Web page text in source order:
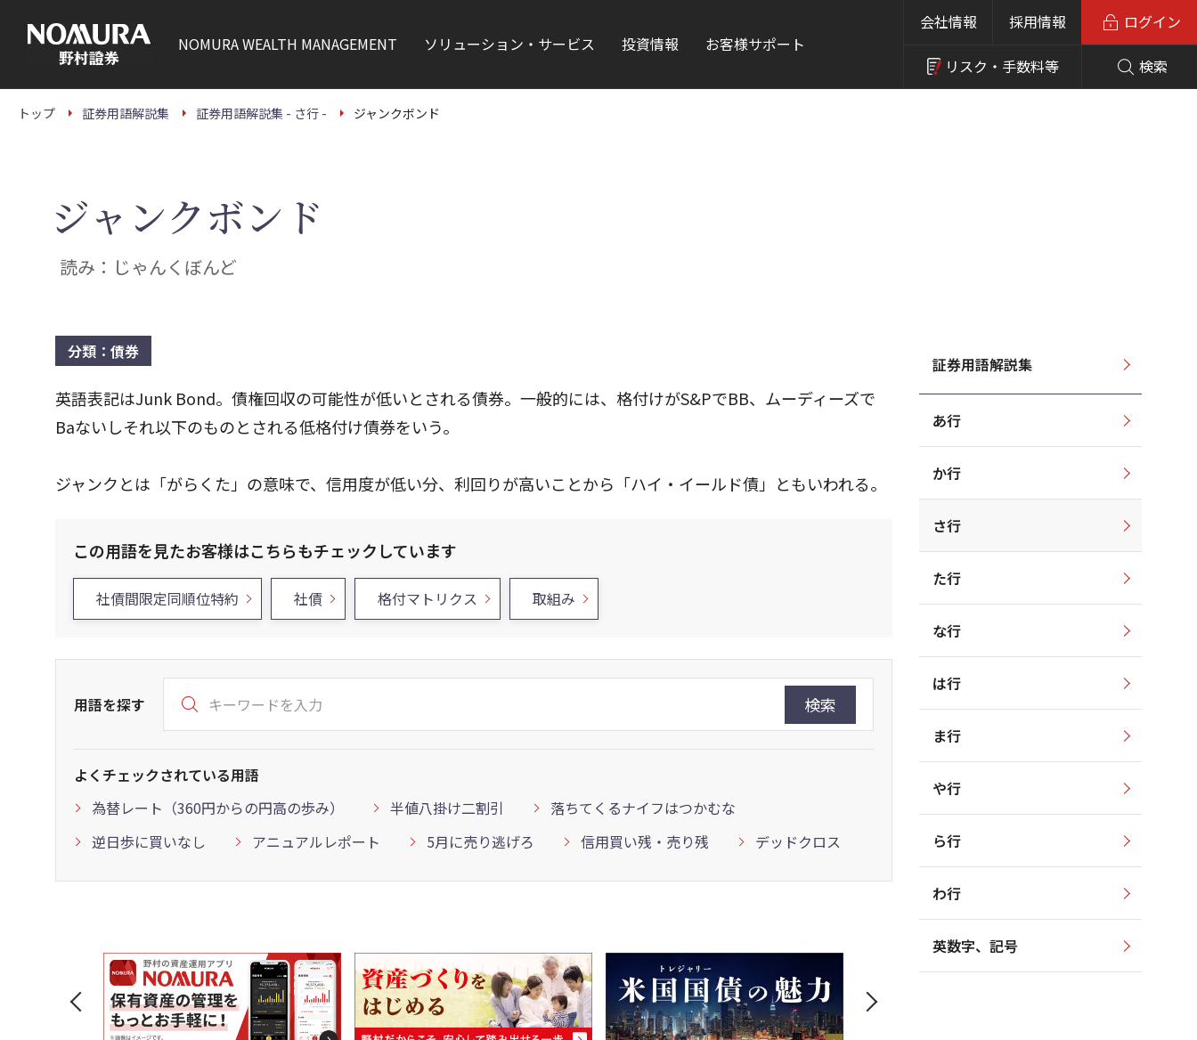
本
NOMURAWEALTH MANAGEMENT ソリューション・サービス 投資情報 お客様サポート
会社情報 採用情報
リスク・ 手数料等 検索
ログイン
トップ 証券用語解説集 証券用語解説集 - さ行 - ジャンクボンド
ジャンクボンド
読み：じゃんくぼんど
分類：債券
英語表記はJunk Bond。債権回収の可能性が低いとされる債券。一般的には、格付けがS&PでBB、ムーディーズで
Baないしそれ以下のものとされる低格付け債券をいう。
ジャンクとは「がらくた」の意味で、信用度が低い分、利回りが高いことから「ハイ・イールド債」ともいわれる。
この用語を見たお客様はこちらもチェックしています
社債間限定同順位特約 社債 格付マトリクス 取組み
用語を探す 検索
よくチェックされている用語
為替レート（360円からの円高の歩み）
半値八掛け二割引
落ちてくるナイフはつかむな
逆日歩に買いなし
アニュアルレポート 5月に売り逃げろ 信用買い残・売り残 デッドクロス
証券用語解説集
あ行
か行
さ行
た行
な行
は行
ま行
や行
ら行
わ行
英数字、記号